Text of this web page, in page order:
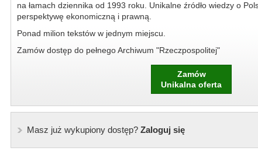
na łamach dziennika od 1993 roku. Unikalne źródło wiedzy o
perspektywę ekonomiczną i prawną.
Ponad milion tekstów w jednym miejscu.
Zamów dostęp do pełnego Archiwum "Rzeczpospolitej"
Zamów
Unikalna oferta
Masz już wykupiony dostęp?Zaloguj się